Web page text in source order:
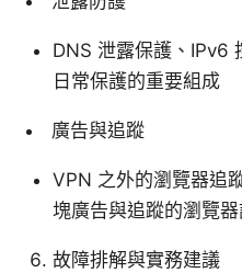
DNS 泄露保護、IPv6
日常保護的重要組成
廣告與追蹤
VPN 之外的瀏覽器追
塊廣告與追蹤的瀏覽器
故障排解與實務建議